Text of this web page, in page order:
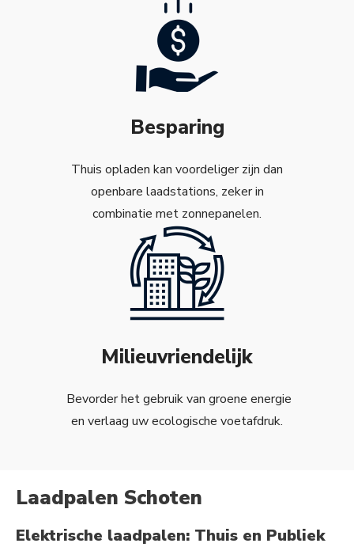
Besparing
Thuis opladen kan voordeliger zijn dan
openbare laadstations, zeker in
combinatie met zonnepanelen.
Milieuvriendelijk
Bevorder het gebruik van groene energie
en verlaag uw ecologische voetafdruk.
Laadpalen Schoten
Elektrische laadpalen: Thuis en Publiek